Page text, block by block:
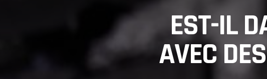
EST-IL
AVEC